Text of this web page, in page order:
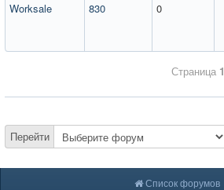
Worksale 830 0
Страница 1
Перейти
Список форумов